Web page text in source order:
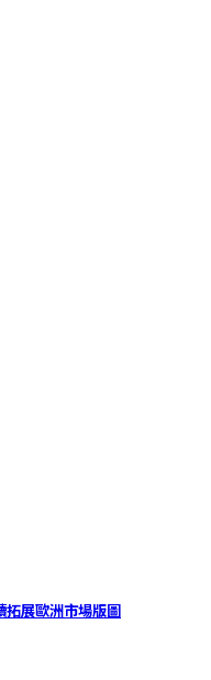
拓展歐洲市場版圖